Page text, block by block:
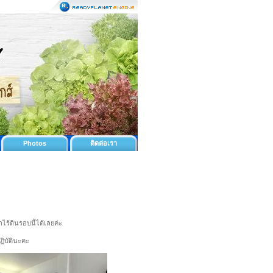
Photos ติดต่อเรา
ร้ดินรอบนี้ได้เลยค่ะ
บัตินะคะ